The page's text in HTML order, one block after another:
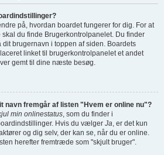
på, hvordan boardet fungerer for dig. For at
du finde Brugerkontrolpanelet. Du finder
brugernavn i toppen af siden. Boardets
linket til brugerkontrolpanelet et andet
gemt til dine næste besøg.
navn fremgår af listen "Hvem er online nu"?
min onlinestatus, som du finder i
Hvis du vælger Ja, er det kun
og dig selv, der kan se, når du er online.
herefter fremtræde som "skjult bruger".